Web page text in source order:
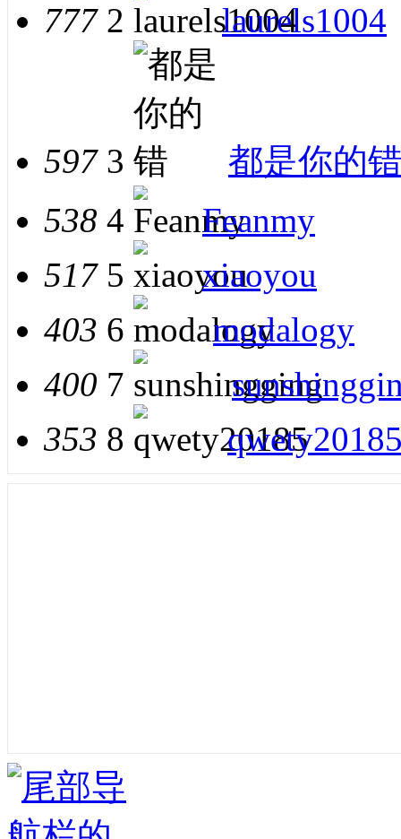
777 2 laurels1004
597 3
都是你的
538 4
Feanmy
517 5
xiaoyou
403 6
modalogy
400 7
353 8